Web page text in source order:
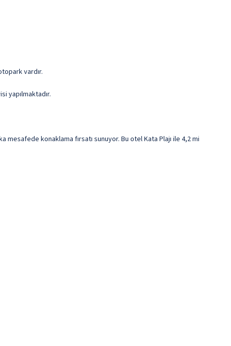
vardır.
yapılmaktadır.
mesafede konaklama fırsatı sunuyor. Bu otel Kata Plajı ile 4,2 mi